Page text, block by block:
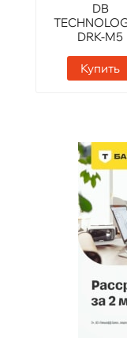
DB
DRK-M5
Купить